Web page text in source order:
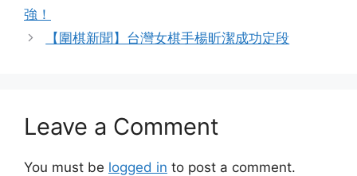
強！
【圍棋新聞】台灣女棋手楊昕潔成功定段
Leave a Comment
You must be logged in to post a comment.